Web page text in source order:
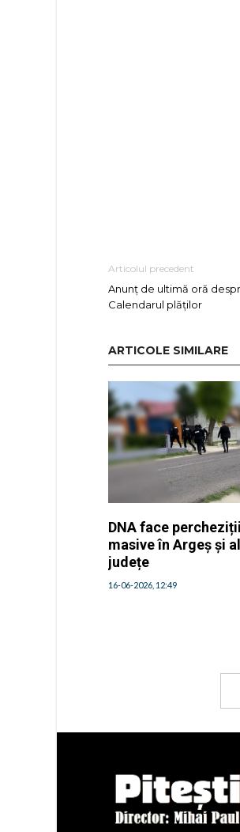
Articolul precedent
Anunț de ultimă oră
Calendarul plăților
ARTICOLE SIMILARE
DNA face percheziții
masive în Argeș și
județe
16-06-2026, 12:49